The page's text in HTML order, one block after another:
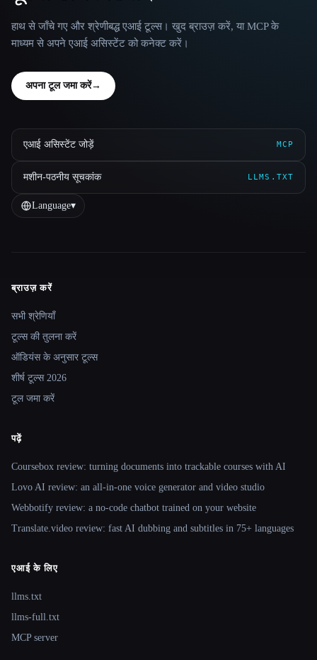
हाथ से जाँचे गए और श्रेणीबद्ध एआई टूल्स। खुद ब्राउज़ करें, या MCP के
माध्यम से अपने एआई असिस्टेंट को कनेक्ट करें।
अपना टूल जमा करें→
एआई असिस्टेंट जोड़ें MCP
मशीन-पठनीय सूचकांक LLMS.TXT
Language▾
Site navigation
ब्राउज़ करें
सभी श्रेणियाँ
टूल्स की तुलना करें
ऑडियंस के अनुसार टूल्स
शीर्ष टूल्स 2026
टूल जमा करें
पढ़ें
Coursebox review: turning documents into trackable courses with AI
Lovo AI review: an all-in-one voice generator and video studio
Webbotify review: a no-code chatbot trained on your website
Translate.video review: fast AI dubbing and subtitles in 75+ languages
एआई के लिए
llms.txt
llms-full.txt
MCP server